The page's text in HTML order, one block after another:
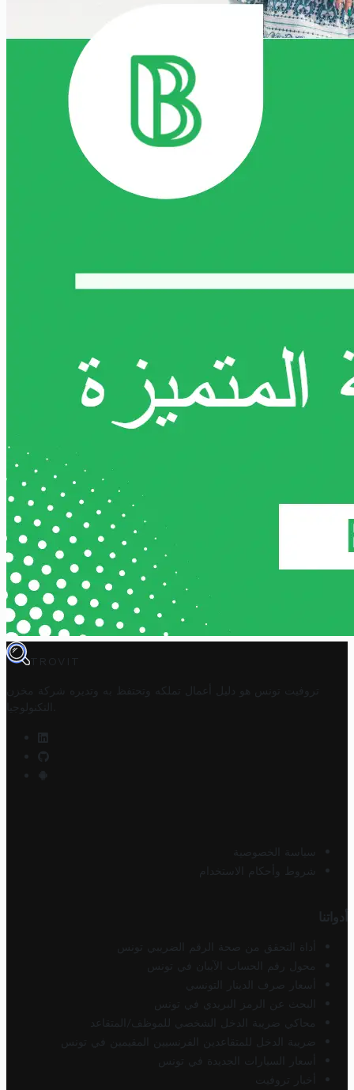
TROVIT
تروفيت تونس هو دليل أعمال تملكه وتحتفظ به وتديره
شركة مخزن
التكنولوجيا
سياسة الخصوصية
شروط وأحكام الاستخدام
أدواتنا
أداة التحقق من صحة الرقم الضريبي تونس
محول رقم الحساب الآيبان في تونس
أسعار صرف الدينار التونسي
البحث عن الرمز البريدي في تونس
محاكي ضريبة الدخل الشخصي للموظف/المتقاعد
ضريبة الدخل للمتقاعدين الفرنسيين المقيمين في تونس
أسعار السيارات الجديدة في تونس
أخبار تروفيت